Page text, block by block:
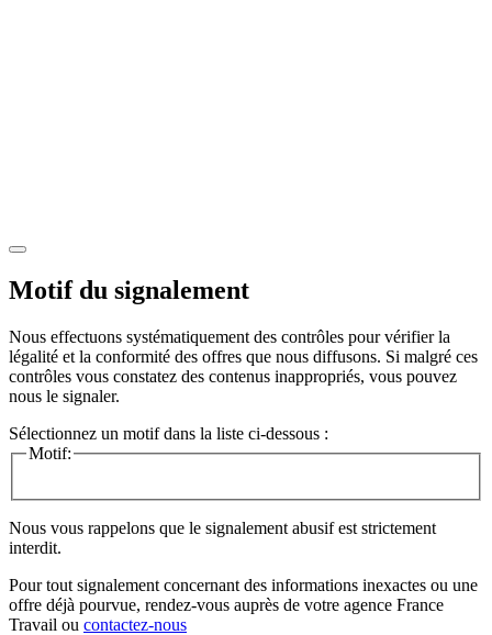
Motif du signalement
Nous effectuons systématiquement des contrôles pour vérifier la
légalité et la conformité des offres que nous diffusons. Si malgré ces
contrôles vous constatez des contenus inappropriés, vous pouvez
nous le signaler.
Sélectionnez un motif dans la liste ci-dessous :
Motif:
Nous vous rappelons que le signalement abusif est strictement
interdit.
Pour tout signalement concernant des informations inexactes ou une
offre déjà pourvue, rendez-vous auprès de votre agence France
Travail ou contactez-nous